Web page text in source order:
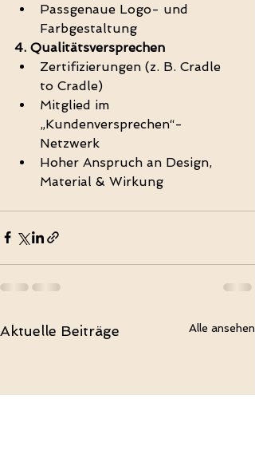
Passgenaue Logo- und
Farbgestaltung
4. Qualitätsversprechen
Zertifizierungen (z. B. Cradle
to Cradle)
Mitglied im
„Kundenversprechen“-
Netzwerk
Hoher Anspruch an Design,
Material & Wirkung
Aktuelle Beiträge Alle ansehen